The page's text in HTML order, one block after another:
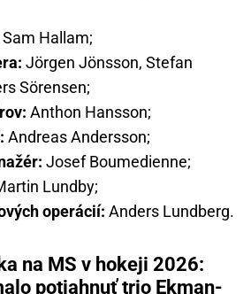
Sam Hallam;
Jörgen Jönsson, Stefan
Sörensen;
Anthon Hansson;
Andreas Andersson;
Josef Boumedienne;
Lundby;
operácií: Anders Lundberg.
na MS v hokeji 2026:
potiahnuť trio Ekman-